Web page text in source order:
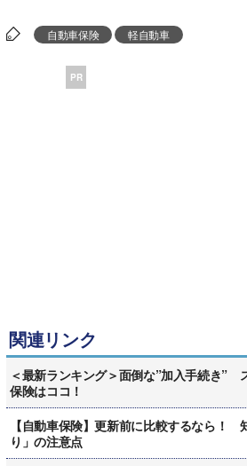
自動車保険 軽自動車
PR
関連リンク
＜最新ランキング＞面倒な”加入手続き”
保険はココ！
【自動車保険】更新前に比較するなら！
り」の注意点